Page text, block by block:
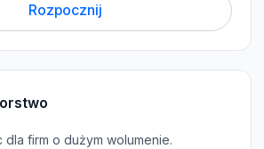
Rozpocznij
dla firm o dużym wolumenie.